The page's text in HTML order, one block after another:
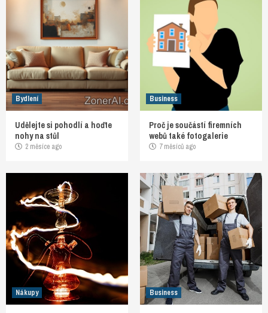
Bydlení
Udělejte si pohodlí a hoďte
nohy na stůl
2 měsíce ago
Business
Proč je součástí firemních
webů také fotogalerie
7 měsíců ago
Nákupy Business